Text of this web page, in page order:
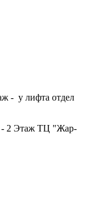
- у лифта отдел
- 2 Этаж ТЦ "Жар-